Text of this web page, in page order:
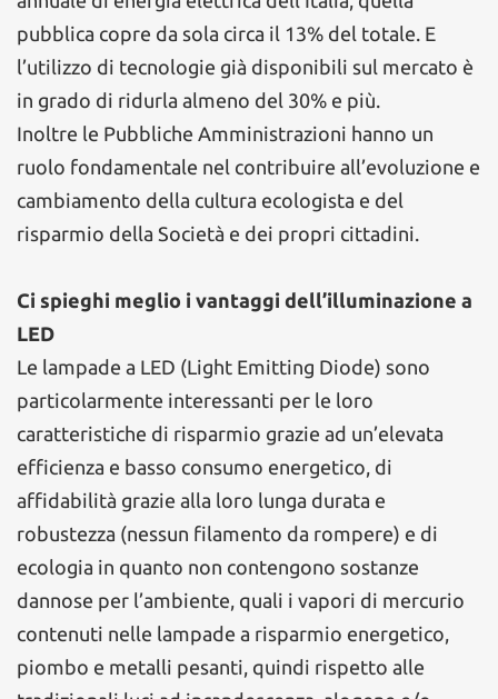
pubblica copre da sola circa il 13% del totale. E
l’utilizzo di tecnologie già disponibili sul mercato è
in grado di ridurla almeno del 30% e più.
Inoltre le Pubbliche Amministrazioni hanno un
ruolo fondamentale nel contribuire all’evoluzione e
cambiamento della cultura ecologista e del
risparmio della Società e dei propri cittadini.
Ci spieghi meglio i vantaggi dell’illuminazione a
LED
Le lampade a LED (Light Emitting Diode) sono
particolarmente interessanti per le loro
caratteristiche di risparmio grazie ad un’elevata
efficienza e basso consumo energetico, di
affidabilità grazie alla loro lunga durata e
robustezza (nessun filamento da rompere) e di
ecologia in quanto non contengono sostanze
dannose per l’ambiente, quali i vapori di mercurio
contenuti nelle lampade a risparmio energetico,
piombo e metalli pesanti, quindi rispetto alle